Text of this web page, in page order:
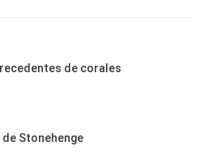
de corales
Stonehenge